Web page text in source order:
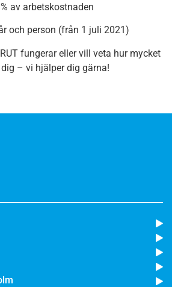
av arbetskostnaden
och person (från 1 juli 2021)
fungerar eller vill veta hur mycket
– vi hjälper dig gärna!